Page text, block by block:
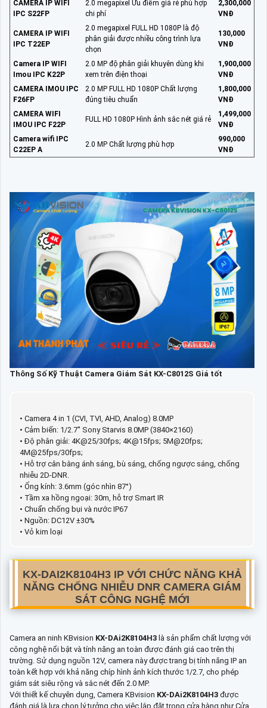
CAMERA IP WIFI
IPC S22FP
2.0 megapixel Ưu điểm giá rẻ phù hợp
chi phí
2,300,000
VNĐ
CAMERA IP WIFI
IPC T22EP
2.0 megapixel FULL HD 1080P là độ
phân giải được nhiều công trình lựa
chọn
130,000
VNĐ
Camera IP WIFI
Imou IPC K22P
2.0 MP độ phân giải khuyên dùng khi
xem trên điện thoại
1,900,000
VNĐ
CAMERA IMOU IPC
F26FP
2.0 MP FULL HD 1080P Chất lượng
đúng tiêu chuẩn
1,800,000
VNĐ
CAMERA WIFI
IMOU IPC F22P
FULL HD 1080P Hình ảnh sắc nét giá rẻ
1,499,000
VNĐ
Camera wifi IPC
C22EP A
2.0 MP Chất lượng phù hợp
990,000
VNĐ
Thông Số Kỹ Thuật Camera Giám Sát KX-C8012S Giá tốt
• Camera 4 in 1 (CVI, TVI, AHD, Analog) 8.0MP
• Cảm biến: 1/2.7'' Sony Starvis 8.0MP (3840×2160)
• Độ phân giải: 4K@25/30fps; 4K@15fps; 5M@20fps;
4M@25fps/30fps;
• Hỗ trợ cân bằng ánh sáng, bù sáng, chống ngược sáng, chống
nhiễu 2D-DNR.
• Ống kính: 3.6mm (góc nhìn 87°)
• Tầm xa hồng ngoại: 30m, hỗ trợ Smart IR
• Chuẩn chống bụi và nước IP67
• Nguồn: DC12V ±30%
• Vỏ kim loại
KX-DAI2K8104H3IP VỚI CHỨC NĂNG KHẢ
NĂNG CHỐNG NHIỄU DNR CAMERA GIÁM
SÁT CÔNG NGHỆ MỚI
Camera an ninh KBvision KX-DAi2K8104H3 là sản phẩm chất lượng với
công nghệ nổi bật và tính năng an toàn được đánh giá cao trên thị
trường. Sử dụng nguồn 12V, camera này được trang bị tính năng IP an
toàn kết hợp với khả năng chíp hình ảnh kích thước 1/2.7, cho phép
giám sát siêu rộng và sắc nét đến 2.0 MP.
Với thiết kế chuyên dụng, Camera KBvision KX-DAi2K8104H3 được
đánh giá là lựa chọn lý tưởng cho việc lắp đặt trong cửa hàng như Cửa